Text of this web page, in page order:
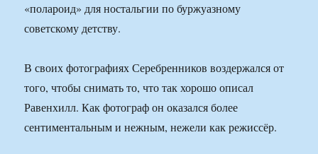
«полароид» для ностальгии по буржуазному
советскому детству.
В своих фотографиях Серебренников воздержался от
того, чтобы снимать то, что так хорошо описал
Равенхилл. Как фотограф он оказался более
сентиментальным и нежным, нежели как режиссёр.